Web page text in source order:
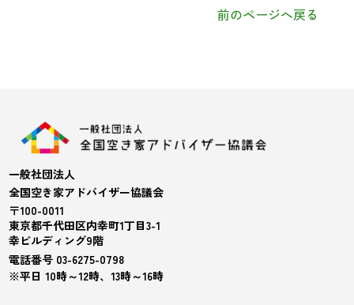
前のページへ戻る
一般社団法人
全国空き家アドバイザー協議会
〒100-0011
東京都千代田区内幸町1丁目3-1
幸ビルディング9階
電話番号 03-6275-0798
※平日 10時～12時、13時～16時